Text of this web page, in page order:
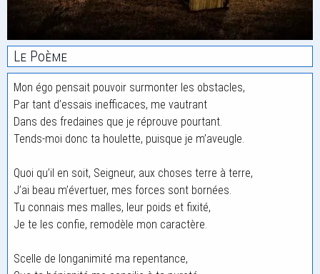
Le Poème
Mon égo pensait pouvoir surmonter les obstacles,
Par tant d’essais inefficaces, me vautrant
Dans des fredaines que je réprouve pourtant.
Tends-moi donc ta houlette, puisque je m’aveugle.
Quoi qu’il en soit, Seigneur, aux choses terre à terre,
J’ai beau m’évertuer, mes forces sont bornées.
Tu connais mes malles, leur poids et fixité,
Je te les confie, remodèle mon caractère.
Scelle de longanimité ma repentance,